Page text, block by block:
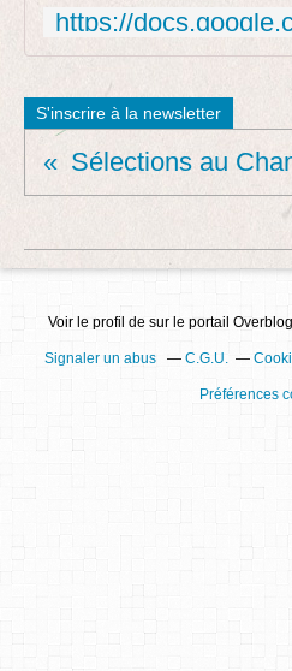
S'inscrire à la newsletter
Voir le profil de sur le portail Overblog
Signaler un abus C.G.U.
Préférences